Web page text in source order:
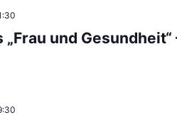
und